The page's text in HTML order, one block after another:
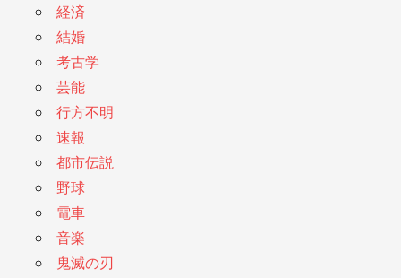
経済
結婚
考古学
芸能
行方不明
速報
都市伝説
野球
電車
音楽
鬼滅の刃